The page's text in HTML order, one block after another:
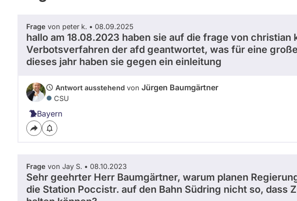
Frage von peter k. • 08.09.2025
hallo am 18.08.2023 haben sie auf die frage von christian
Verbotsverfahren der afd geantwortet, was für eine
dieses jahr haben sie gegen ein einleitung
Antwort ausstehend von Jürgen Baumgärtner
CSU
Bayern
Frage von Jay S. • 08.10.2023
Sehr geehrter Herr Baumgärtner, warum planen
die Station Poccistr. auf den Bahn Südring nicht so, dass